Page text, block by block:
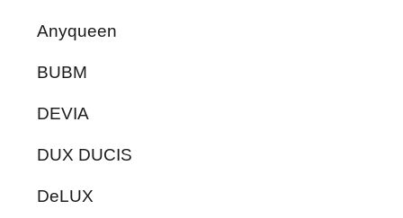
Anyqueen
BUBM
DEVIA
DUX DUCIS
DeLUX